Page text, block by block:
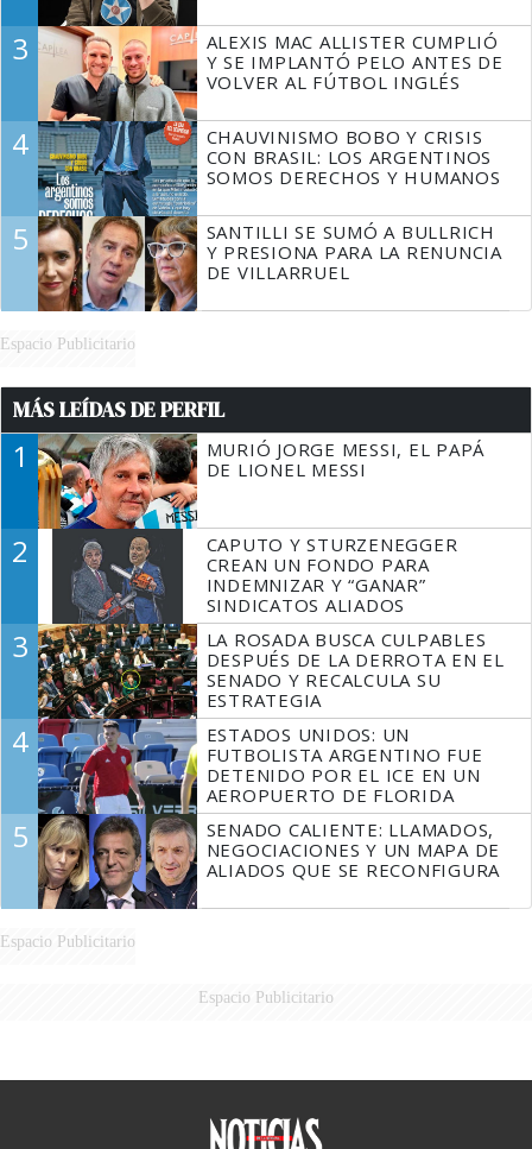
3
ALEXIS MAC ALLISTER CUMPLIÓ
Y SE IMPLANTÓ PELO ANTES DE
VOLVER AL FÚTBOL INGLÉS
4
CHAUVINISMO BOBO Y CRISIS
CON BRASIL: LOS ARGENTINOS
SOMOS DERECHOS Y HUMANOS
5
SANTILLI SE SUMÓ A BULLRICH
Y PRESIONA PARA LA RENUNCIA
DE VILLARRUEL
Espacio Publicitario
MÁS LEÍDAS DE PERFIL
1
MURIÓ JORGE MESSI, EL PAPÁ
DE LIONEL MESSI
2
CAPUTO Y STURZENEGGER
CREAN UN FONDO PARA
INDEMNIZAR Y “GANAR”
SINDICATOS ALIADOS
3
LA ROSADA BUSCA CULPABLES
DESPUÉS DE LA DERROTA EN EL
SENADO Y RECALCULA SU
ESTRATEGIA
4
ESTADOS UNIDOS: UN
FUTBOLISTA ARGENTINO FUE
DETENIDO POR EL ICE EN UN
AEROPUERTO DE FLORIDA
5
SENADO CALIENTE: LLAMADOS,
NEGOCIACIONES Y UN MAPA DE
ALIADOS QUE SE RECONFIGURA
Espacio Publicitario
Espacio Publicitario